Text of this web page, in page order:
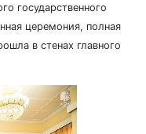
государственного
церемония, полная
в стенах главного